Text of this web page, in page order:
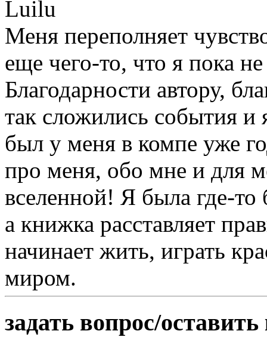
Luilu
Меня переполняет
еще чего-то, что я пока
Благодарности автору,
так сложились события
был у меня в компе уже
про меня, обо мне и для
вселенной! Я была где-
а книжка расставляет
начинает жить, играть
миром.
задать вопрос/